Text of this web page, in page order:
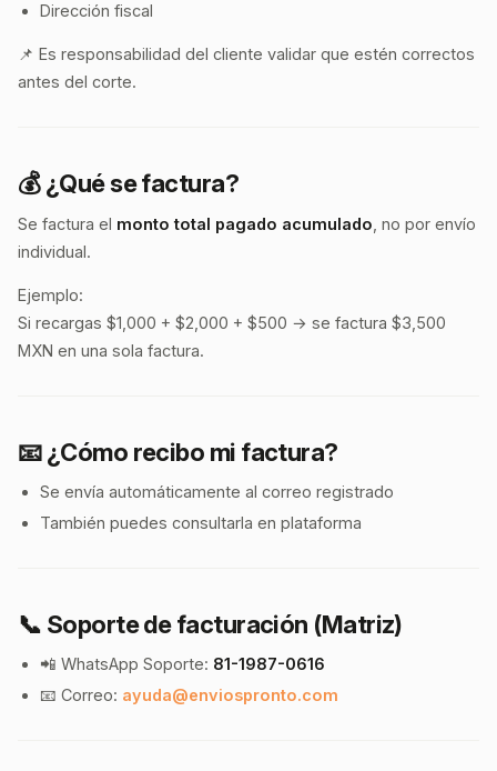
Dirección fiscal
📌 Es responsabilidad del cliente validar que estén correctos
antes del corte.
💰 ¿Qué se factura?
Se factura el monto total pagado acumulado , no por envío
individual.
Ejemplo:
Si recargas $1,000 + $2,000 + $500 → se factura $3,500
MXN en una sola factura.
📧 ¿Cómo recibo mi factura?
Se envía automáticamente al correo registrado
También puedes consultarla en plataforma
📞 Soporte de facturación (Matriz)
📲 WhatsApp Soporte: 81-1987-0616
📧 Correo: ayuda@enviospronto.com